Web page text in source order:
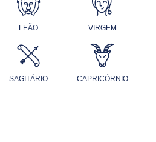
LEÃO VIRGEM
SAGITÁRIO CAPRICÓRNIO